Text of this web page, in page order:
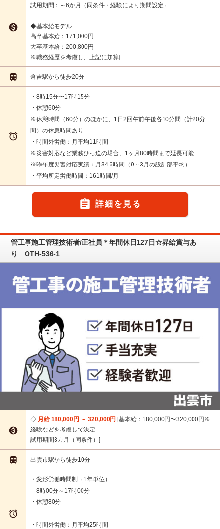

試用期間：～6か月（同条件・経験により期間設定）
◆基本給モデル
高卒基本給：171,000円
大卒基本給：200,800円
※職務経歴を考慮し、上記に加算
 倉吉駅から徒歩20分

・8時15分〜17時15分
・休憩60分
※休憩時間（60分）のほかに、1日2回午前午後各10分間（計20分
間）の休息時間あり
・時間外労働：月平均11時間
※災害対応など業務ひっ迫の場合、1ヶ月80時間まで延長可能
※昨年度災害対応実績：月34.6時間（9～3月の設計部平均）
・平均所定労働時間：161時間/月
 詳細を見る
管工事施工管理技術者/正社員＊年間休日127日☆昇給賞与あ
り OTH-536-1

月給 180,000円 ～ 320,000円 基本給：180,000円〜320,000円※
経験などを考慮して決定
試用期間3カ月（同条件）
 出雲市駅から徒歩10分

・変形労働時間制（1年単位）
8時00分～17時00分
・休憩80分
・時間外労働：月平均25時間